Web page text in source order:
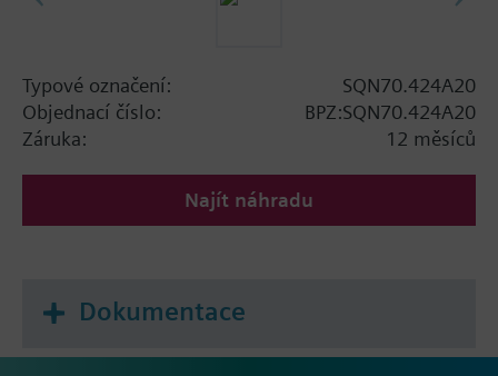
Typové označení:
SQN70.424A20
Objednací číslo:
BPZ:SQN70.424A20
Záruka:
12 měsíců
Najít náhradu
Dokumentace